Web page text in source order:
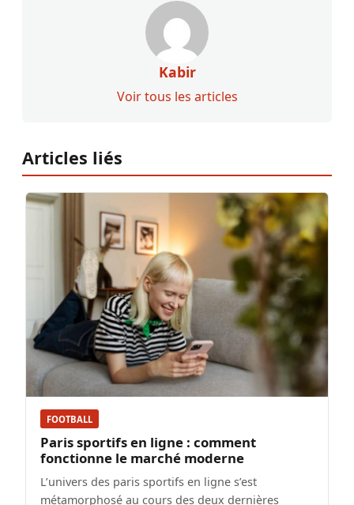
Kabir
Voir tous les articles
Articles liés
FOOTBALL
Paris sportifs en ligne : comment
fonctionne le marché moderne
L’univers des paris sportifs en ligne s’est
métamorphosé au cours des deux dernières